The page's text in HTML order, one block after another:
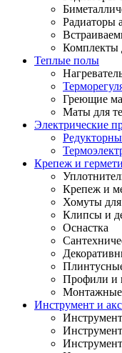
Радиаторы
Комплекты
Теплые полы
Греющие
Маты для
Электрические
Крепеж и
Крепеж и
Хомуты
Клипсы и
Оснастка
Профили и
Монтажные
Инструмент и